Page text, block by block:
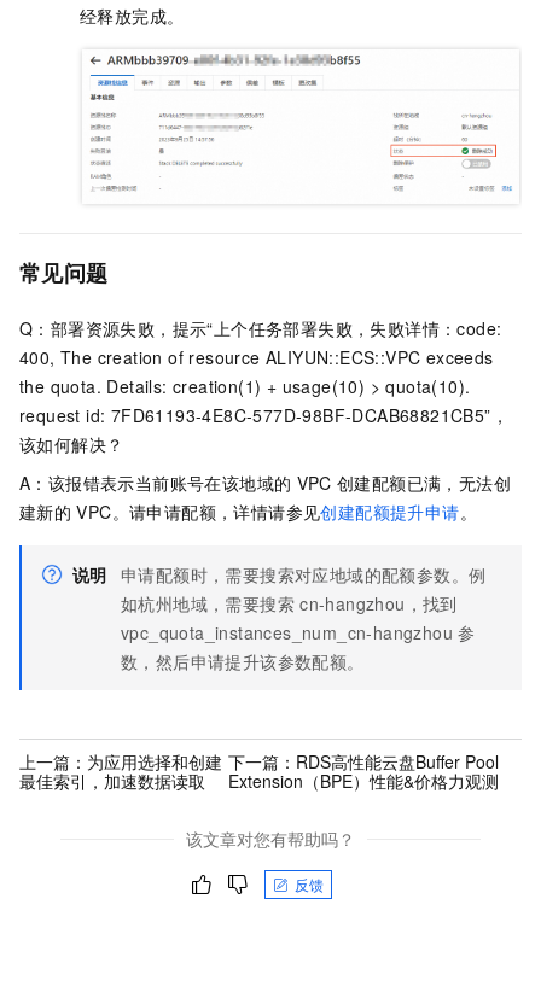
经释放完成。
常见问题
Q：部署资源失败，提示“上个任务部署失败，失败详情：code:
400, The creation of resource ALIYUN::ECS::VPC exceeds
the quota. Details: creation(1) + usage(10) > quota(10).
request id: 7FD61193-4E8C-577D-98BF-DCAB68821CB5”，
该如何解决？
A：该报错表示当前账号在该地域的 VPC 创建配额已满，无法创
建新的 VPC。请申请配额，详情请参见创建配额提升申请。
说明
申请配额时，需要搜索对应地域的配额参数。例
如杭州地域，需要搜索 cn-hangzhou，找到
vpc_quota_instances_num_cn-hangzhou 参
数，然后申请提升该参数配额。
上一篇： 为应用选择和创建
最佳索引，加速数据读取
下一篇： RDS高性能云盘Buffer Pool
Extension（BPE）性能&价格力观测
该文章对您有帮助吗？
反馈